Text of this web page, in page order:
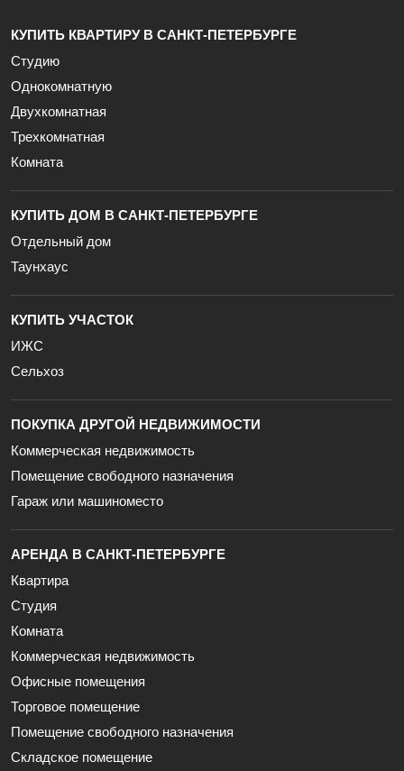
КУПИТЬ КВАРТИРУ В САНКТ-ПЕТЕРБУРГЕ
Студию
Однокомнатную
Двухкомнатная
Трехкомнатная
Комната
КУПИТЬ ДОМ В САНКТ-ПЕТЕРБУРГЕ
Отдельный дом
Таунхаус
КУПИТЬ УЧАСТОК
ИЖС
Сельхоз
ПОКУПКА ДРУГОЙ НЕДВИЖИМОСТИ
Коммерческая недвижимость
Помещение свободного назначения
Гараж или машиноместо
АРЕНДА В САНКТ-ПЕТЕРБУРГЕ
Квартира
Студия
Комната
Коммерческая недвижимость
Офисные помещения
Торговое помещение
Помещение свободного назначения
Складское помещение